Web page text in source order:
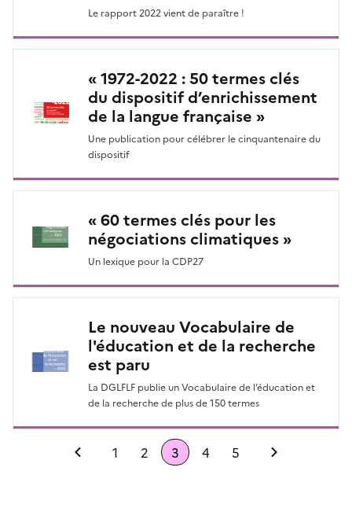
Le rapport 2022 vient de paraître !
« 1972-2022 : 50 termes clés
du dispositif d’enrichissement
de la langue française »
Une publication pour célébrer le cinquantenaire du
dispositif
« 60 termes clés pour les
négociations climatiques »
Un lexique pour la CDP27
Le nouveau Vocabulaire de
l'éducation et de la recherche
est paru
La DGLFLF publie un Vocabulaire de l’éducation et
de la recherche de plus de 150 termes
Précédent
1 2 3 4 5